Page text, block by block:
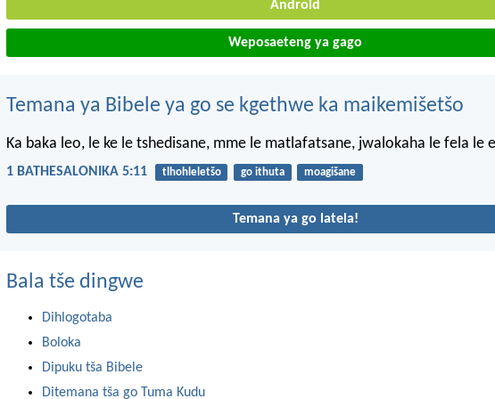
Android
Weposaeteng ya gago
Temana ya Bibele ya go se kgethwe ka maikemišetšo
Ka baka leo, le ke le tshedisane, mme le matlafatsane, jwalokaha le fela le
1 BATHESALONIKA 5:11 tlhohleletšo go ithuta moagišane
Temana ya go latela!
Bala tše dingwe
Dihlogotaba
Boloka
Dipuku tša Bibele
Ditemana tša go Tuma Kudu